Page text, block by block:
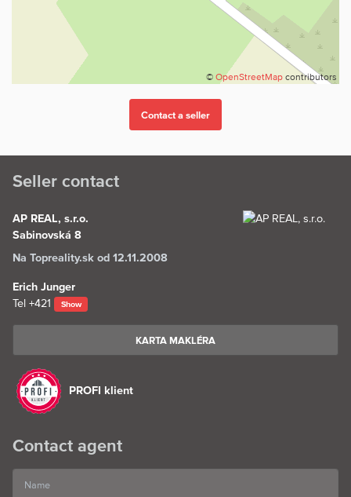
© OpenStreetMap contributors
Seller contact
AP REAL, s.r.o.
Sabinovská 8
Na Topreality.sk od 12.11.2008
Erich Junger
Tel +421 Show
KARTA MAKLÉRA
PROFI klient
Contact agent